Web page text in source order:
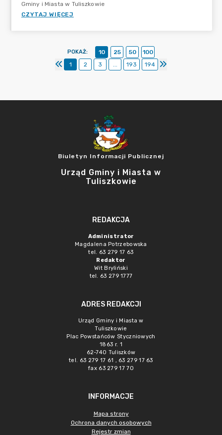
Gminy i Miasta w Tuliszkowie
CZYTAJ WIĘCEJ
POKAŻ: 10 25 50
100
1
2 3 ... 193 194
Biuletyn Informacji Publicznej
Urząd Gminy i Miasta w
Tuliszkowie
REDAKCJA
Administrator
Magdalena Potrzebowska
tel. 63 279 17 63
Redaktor
Wit Bryliński
tel. 63 279 1777
ADRES REDAKCJI
Urząd Gminy i Miasta w
Tuliszkowie
Plac Powstańców Styczniowych
1863 r. 1
62-740 Tuliszków
tel. 63 279 17 61 , 63 279 17 63
fax 63 279 17 70
INFORMACJE
Mapa strony
Ochrona danych osobowych
Rejestr zmian